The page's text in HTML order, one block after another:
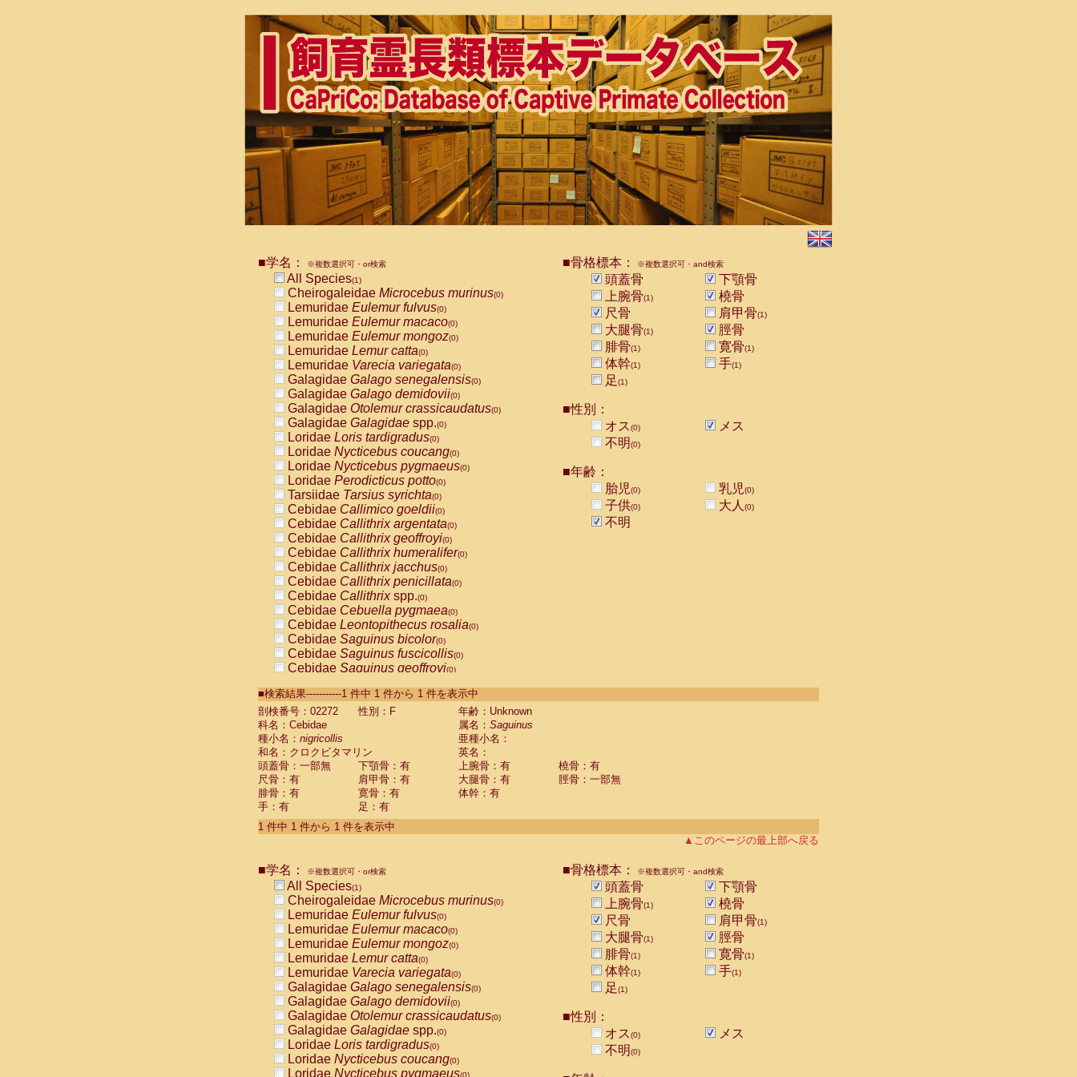
■学名： ※複数選択可・or検索
All Species(1)
Cheirogaleidae Microcebus murinus(0)
Lemuridae Eulemur fulvus(0)
Lemuridae Eulemur macaco(0)
Lemuridae Eulemur mongoz(0)
Lemuridae Lemur catta(0)
Lemuridae Varecia variegata(0)
Galagidae Galago senegalensis(0)
Galagidae Galago demidovii(0)
Galagidae Otolemur crassicaudatus(0)
Galagidae Galagidae spp.(0)
Loridae Loris tardigradus(0)
Loridae Nycticebus coucang(0)
Loridae Nycticebus pygmaeus(0)
Loridae Perodicticus potto(0)
Tarsiidae Tarsius syrichta(0)
Cebidae Callimico goeldii(0)
Cebidae Callithrix argentata(0)
Cebidae Callithrix geoffroyi(0)
Cebidae Callithrix humeralifer(0)
Cebidae Callithrix jacchus(0)
Cebidae Callithrix penicillata(0)
Cebidae Callithrixspp.(0)
Cebidae Cebuella pygmaea(0)
Cebidae Leontopithecus rosalia(0)
Cebidae Saguinus bicolor(0)
Cebidae Saguinus fuscicollis(0)
Cebidae Saguinus geoffroyi(0)
CebidaeSaguinus labiatus(0)
Cebidae Saguinus leucopus (0)
Cebidae
CebidaeSaguinus mystax
CebidaeSaguinus nigricollis (1)
Cebidae Saguinus oedipus
Cebidae Saguinus weddelli
Cebidae Saguinusspp.
Cebidae Aotus trivirgatus
Cebidae Cebus albifrons
CebidaeCebus nigrivittatus
CebidaeCebus
CebidaeSaimiri boliviensis(0)
CebidaeSaimiri sciureus(0)
AtelidaeAlouatta caraya(0)
AtelidaeAlouatta fusca(0)
AtelidaeAlouatta seniculus
AtelidaeAlouattaspp.(0)
AtelidaeAteles belzebuth(0)
AtelidaeAteles geoffroyi(0)
AtelidaeAteles paniscus(0)
AtelidaeAtelesspp.(0)
Atelidae Lagothrix lagothricha
AtelidaeLagothrix lagothricha cana
PitheciidaeCacajao calvus rubicundus
■骨格標本： ※複数選択可・and検索
頭蓋骨
下顎骨
上腕骨(1)
橈骨
尺骨
肩甲骨(1)
大腿骨(1)
脛骨
腓骨(1) 寛骨(1)
体幹(1) 手(1)
足(1)
■性別：
オス(0)
メス
不明(0)
■年齢：
胎児(0) 乳児(0)
子供(0) 大人 (0)
不明
■検索結果-----------1 件中 1 件から 1 件を表示中
剖検番号：02272
性別：F
年齢：Unknown
科名：Cebidae
属名： Saguinus
種小名： nigricollis
亜種小名：
和名：クロクビタマリン
英名：
頭蓋骨：一部無
下顎骨：有 上腕骨：有
橈骨：有
尺骨：有
肩甲骨：有 大腿骨：有
脛骨：一部無
腓骨：有
寛骨：有
体幹：有
手：有
足：有
1 件中 1 件から 1 件を表示中
▲このページの最上部へ戻る
■学名： ※複数選択可・or検索
All Species(1)
Cheirogaleidae Microcebus murinus(0)
Lemuridae Eulemur fulvus(0)
Lemuridae Eulemur macaco(0)
Lemuridae Eulemur mongoz(0)
Lemuridae Lemur catta(0)
Lemuridae Varecia variegata(0)
Galagidae Galago senegalensis(0)
Galagidae Galago demidovii(0)
Galagidae Otolemur crassicaudatus(0)
Galagidae Galagidae spp.(0)
Loridae Loris tardigradus(0)
Loridae Nycticebus coucang(0)
Loridae Nycticebus pygmaeus(0)
■骨格標本： ※複数選択可・and検索
頭蓋骨
下顎骨
上腕骨(1)
橈骨
尺骨
肩甲骨(1)
大腿骨(1)
脛骨
腓骨(1) 寛骨(1)
体幹(1) 手(1)
足(1)
■性別：
オス(0)
メス
不明(0)